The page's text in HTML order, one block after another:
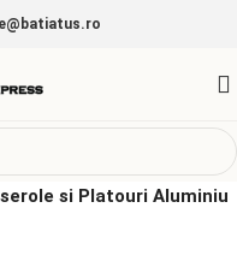
si Platouri Aluminiu